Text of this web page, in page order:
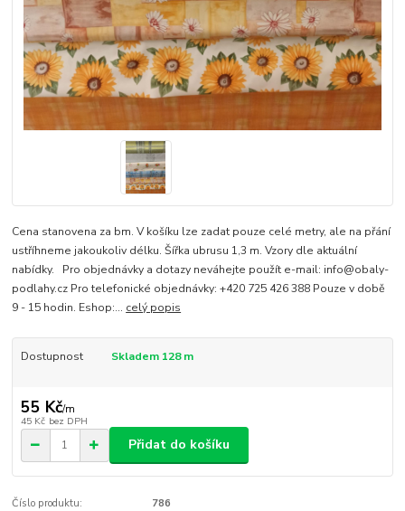
Cena stanovena za bm. V košíku lze zadat pouze celé metry, ale na přání
ustříhneme jakoukoliv délku. Šířka ubrusu 1,3 m. Vzory dle aktuální
nabídky. Pro objednávky a dotazy neváhejte použít e-mail: info@obaly-
podlahy.cz Pro telefonické objednávky: +420 725 426 388 Pouze v době
9 - 15 hodin. Eshop:... celý popis
Dostupnost Skladem 128 m
55 Kč/m
45 Kč bez DPH
Přidat do košíku
Číslo produktu: 786